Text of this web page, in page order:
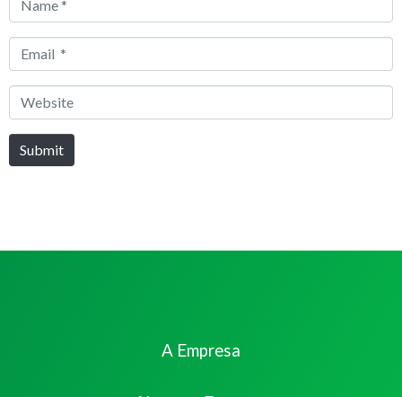
Email
Website
Submit
A Empresa